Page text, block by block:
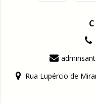
Rua Lupércio de